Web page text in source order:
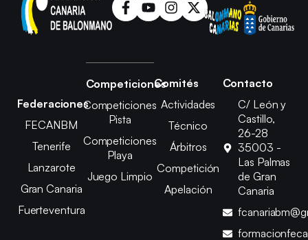
Federaciones
FECANBM
Tenerife
Lanzarote
Gran Canaria
Fuerteventura
Competiciones
Competiciones
Pista
Competiciones
Playa
Juego Limpio
Comités
Actividades
Técnico
Árbitros
Competición
Apelación
Contacto
C/ León y
Castillo,
26-28
35003 -
Las Palmas
de Gran
Canaria